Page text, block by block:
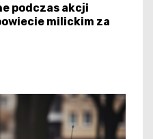
podczas akcji
milickim za